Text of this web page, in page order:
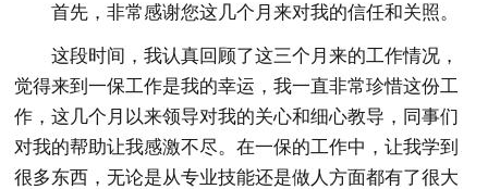
首先，非常感谢您这几个月来对我的信任和关照。
这段时间，我认真回顾了这三个月来的工作情况，
觉得来到一保工作是我的幸运，我一直非常珍惜这份工
作，这几个月以来领导对我的关心和细心教导，同事们
对我的帮助让我感激不尽。在一保的工作中，让我学到
很多东西，无论是从专业技能还是做人方面都有了很大